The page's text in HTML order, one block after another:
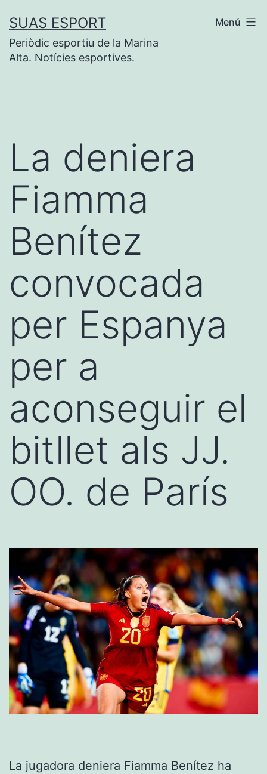
contingut
SUAS ESPORT
Periòdic esportiu de la Marina
Alta. Notícies esportives.
Menú
La deniera
Fiamma
Benítez
convocada
per Espanya
per a
aconseguir el
bitllet als JJ.
OO. de París
La jugadora deniera Fiamma Benítez ha